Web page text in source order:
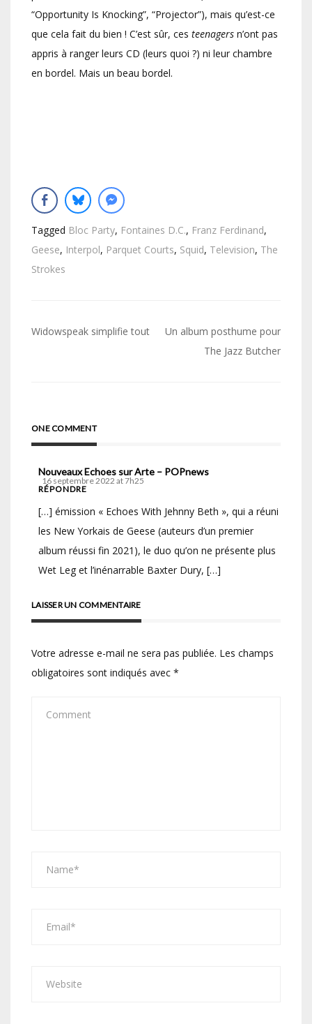
“Opportunity Is Knocking”, “Projector”), mais qu’est-ce
que cela fait du bien ! C’est sûr, ces teenagers n’ont pas
appris à ranger leurs CD (leurs quoi ?) ni leur chambre
en bordel. Mais un beau bordel.
Tagged Bloc Party, Fontaines D.C., Franz Ferdinand,
Geese, Interpol, Parquet Courts, Squid, Television, The
Strokes
Navigation
Widowspeak simplifie tout
Un album posthume pour
The Jazz Butcher
ONE COMMENT
Nouveaux Echoes sur Arte – POPnews
16 septembre 2022 at 7h25
RÉPONDRE
[…] émission « Echoes With Jehnny Beth », qui a réuni
les New Yorkais de Geese (auteurs d’un premier
album réussi fin 2021), le duo qu’on ne présente plus
Wet Leg et l’inénarrable Baxter Dury, […]
LAISSER UN COMMENTAIRE
Votre adresse e-mail ne sera pas publiée. Les champs
obligatoires sont indiqués avec *